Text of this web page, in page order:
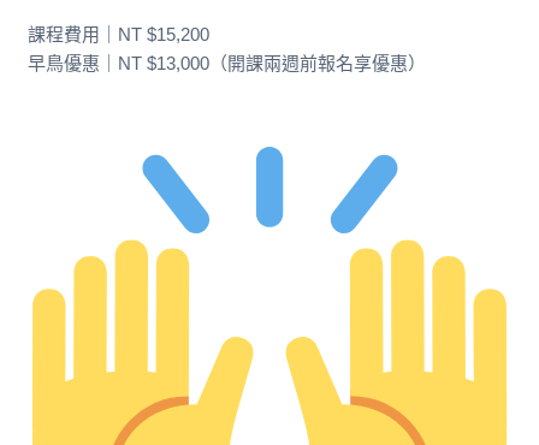
課程費用｜NT $15,200
早鳥優惠｜NT $13,000（開課兩週前報名享優惠）